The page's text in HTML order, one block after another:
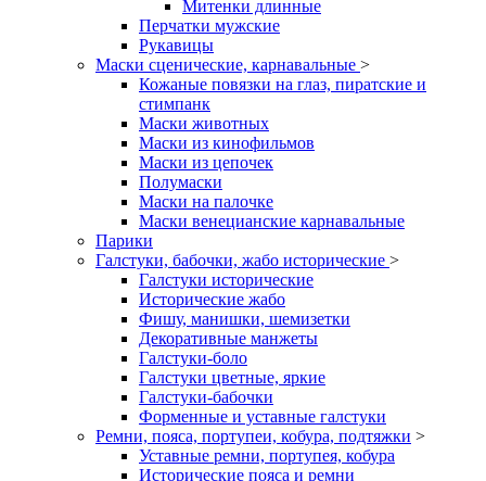
Митенки длинные
Перчатки мужские
Рукавицы
Маски сценические, карнавальные >
Кожаные повязки на глаз, пиратские и
стимпанк
Маски животных
Маски из кинофильмов
Маски из цепочек
Полумаски
Маски на палочке
Маски венецианские карнавальные
Парики
Галстуки, бабочки, жабо исторические >
Галстуки исторические
Исторические жабо
Фишу, манишки, шемизетки
Декоративные манжеты
Галстуки-боло
Галстуки цветные, яркие
Галстуки-бабочки
Форменные и уставные галстуки
Ремни, пояса, портупеи, кобура, подтяжки >
Уставные ремни, портупея, кобура
Исторические пояса и ремни